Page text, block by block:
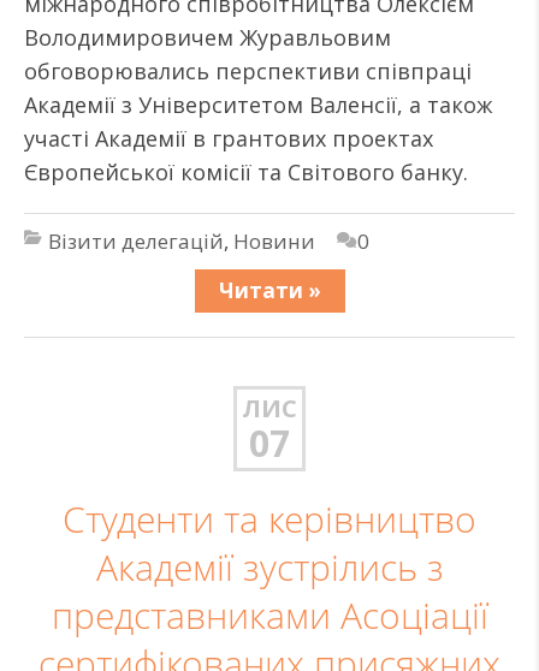
Володимировичем Журавльовим
обговорювались перспективи співпраці
Академії з Університетом Валенсії, а також
участі Академії в грантових проектах
Європейської комісії та Світового банку.
Візити делегацій, Новини
0
Читати »
ЛИС
07
Студенти та керівництво
Академії зустрілись з
представниками Асоціації